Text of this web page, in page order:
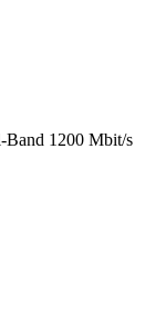
Band 1200 Mbit/s